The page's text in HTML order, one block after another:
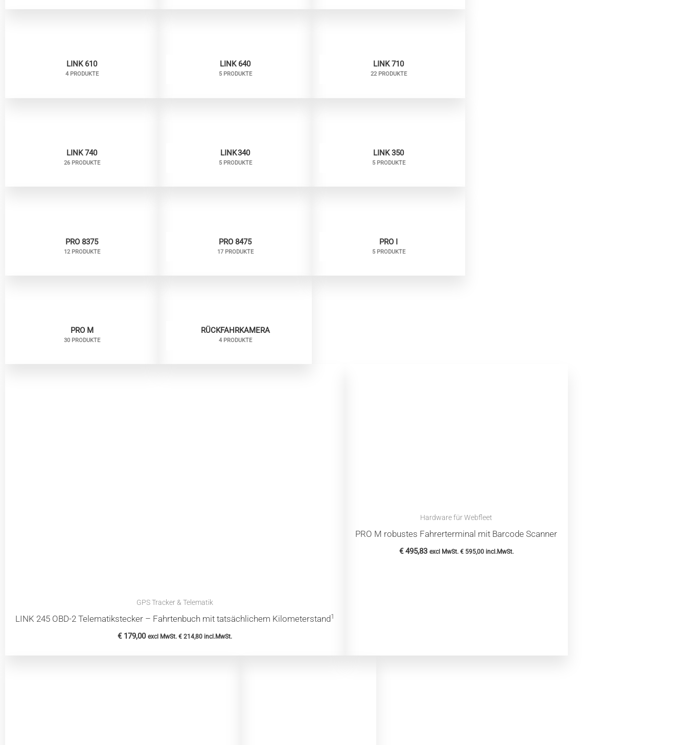
LINK 610
4 PRODUKTE
LINK 640
5 PRODUKTE
LINK 710
22 PRODUKTE
LINK 740
26 PRODUKTE
LINK 340
5 PRODUKTE
LINK 350
5 PRODUKTE
PRO 8375
12 PRODUKTE
PRO 8475
17 PRODUKTE
PRO I
5 PRODUKTE
PRO M
30 PRODUKTE
RÜCKFAHRKAMERA
4 PRODUKTE
GPS Tracker & Telematik
LINK 245 OBD-2 Telematikstecker – Fahrtenbuch mit tatsächlichem Kilometerstand1
€179,00 excl MwSt.€ 214,80 incl.MwSt.
Hardware für Webfleet
PRO M robustes Fahrerterminal mit Barcode Scanner
€495,83 excl MwSt. €595,00incl.MwSt.